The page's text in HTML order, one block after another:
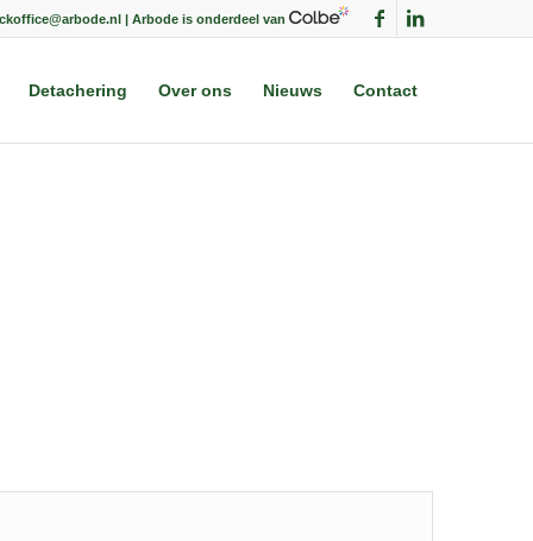
| Arbode is onderdeel van
Detachering Over ons Nieuws Contact